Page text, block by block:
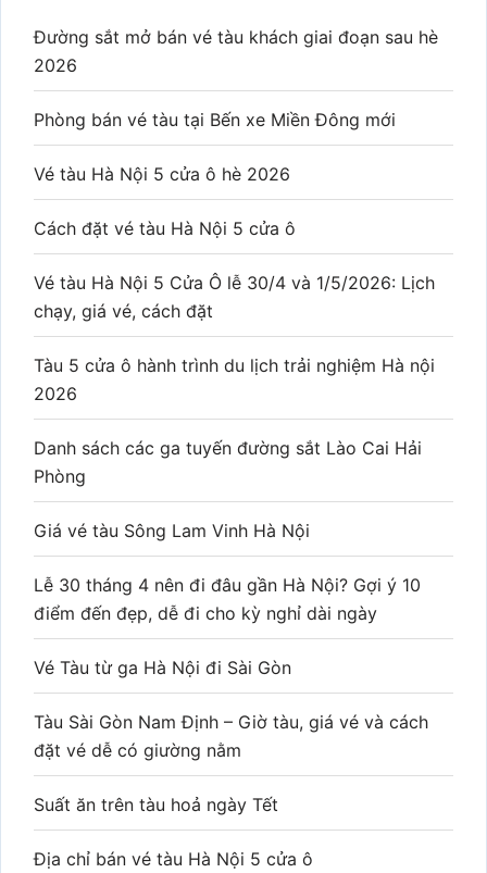
Đường sắt mở bán vé tàu khách giai đoạn sau hè
2026
Phòng bán vé tàu tại Bến xe Miền Đông mới
Vé tàu Hà Nội 5 cửa ô hè 2026
Cách đặt vé tàu Hà Nội 5 cửa ô
Vé tàu Hà Nội 5 Cửa Ô lễ 30/4 và 1/5/2026: Lịch
chạy, giá vé, cách đặt
Tàu 5 cửa ô hành trình du lịch trải nghiệm Hà nội
2026
Danh sách các ga tuyến đường sắt Lào Cai Hải
Phòng
Giá vé tàu Sông Lam Vinh Hà Nội
Lễ 30 tháng 4 nên đi đâu gần Hà Nội? Gợi ý 10
điểm đến đẹp, dễ đi cho kỳ nghỉ dài ngày
Vé Tàu từ ga Hà Nội đi Sài Gòn
Tàu Sài Gòn Nam Định – Giờ tàu, giá vé và cách
đặt vé dễ có giường nằm
Suất ăn trên tàu hoả ngày Tết
Địa chỉ bán vé tàu Hà Nội 5 cửa ô